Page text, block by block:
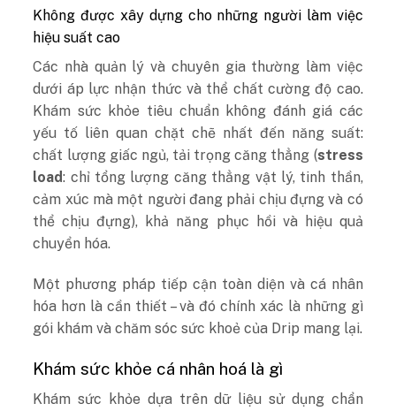
Không được xây dựng cho những người làm việc
hiệu suất cao
Các nhà quản lý và chuyên gia thường làm việc
dưới áp lực nhận thức và thể chất cường độ cao.
Khám sức khỏe tiêu chuẩn không đánh giá các
yếu tố liên quan chặt chẽ nhất đến năng suất:
chất lượng giấc ngủ, tải trọng căng thẳng (stress
load: chỉ tổng lượng căng thẳng vật lý, tinh thần,
cảm xúc mà một người đang phải chịu đựng và có
thể chịu đựng), khả năng phục hồi và hiệu quả
chuyển hóa.
Một phương pháp tiếp cận toàn diện và cá nhân
hóa hơn là cần thiết – và đó chính xác là những gì
gói khám và chăm sóc sức khoẻ của Drip mang lại.
Khám sức khỏe cá nhân hoá là gì
Khám sức khỏe dựa trên dữ liệu sử dụng chẩn